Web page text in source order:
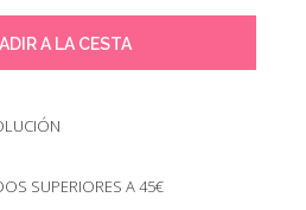
A LA CESTA
SUPERIORES A 45€